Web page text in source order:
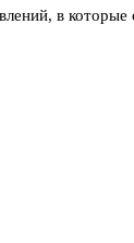
в которые